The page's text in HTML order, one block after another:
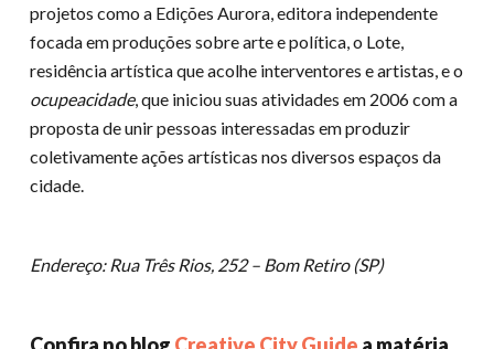
projetos como a Edições Aurora, editora independente
focada em produções sobre arte e política, o Lote,
residência artística que acolhe interventores e artistas, e o
ocupeacidade, que iniciou suas atividades em 2006 com a
proposta de unir pessoas interessadas em produzir
coletivamente ações artísticas nos diversos espaços da
cidade.
Endereço: Rua Três Rios, 252 – Bom Retiro (SP)
Confira no blog Creative City Guide a matéria